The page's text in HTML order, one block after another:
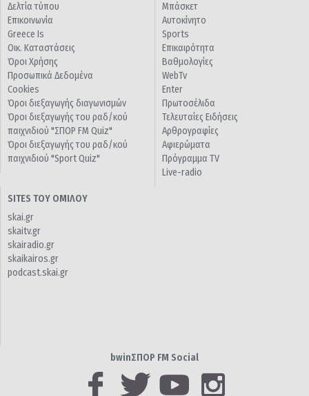
Δελτία τύπου
Επικοινωνία
Greece Is
Οικ. Καταστάσεις
Όροι Χρήσης
Προσωπικά Δεδομένα
Cookies
Όροι διεξαγωγής διαγωνισμών
Όροι διεξαγωγής του ραδ/κού
παιχνιδιού "ΣΠΟΡ FM Quiz"
Όροι διεξαγωγής του ραδ/κού
παιχνιδιού "Sport Quiz"
Μπάσκετ
Αυτοκίνητο
Sports
Επικαιρότητα
Βαθμολογίες
WebTv
Enter
Πρωτοσέλιδα
Τελευταίες Ειδήσεις
Αρθρογραφίες
Αφιερώματα
Πρόγραμμα TV
Live-radio
SITES ΤΟΥ ΟΜΙΛΟΥ
skai.gr
skaitv.gr
skairadio.gr
skaikairos.gr
podcast.skai.gr
bwinΣΠΟΡ FM Social